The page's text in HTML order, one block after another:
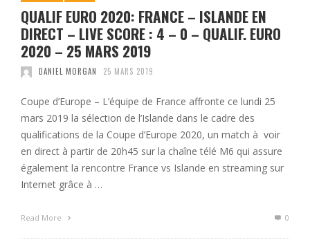
QUALIF EURO 2020: FRANCE – ISLANDE EN
DIRECT – LIVE SCORE : 4 – 0 – QUALIF. EURO
2020 – 25 MARS 2019
DANIEL MORGAN 25 MARS 2019
Coupe d’Europe – L’équipe de France affronte ce lundi 25
mars 2019 la sélection de l’Islande dans le cadre des
qualifications de la Coupe d’Europe 2020, un match à voir
en direct à partir de 20h45 sur la chaîne télé M6 qui assure
également la rencontre France vs Islande en streaming sur
Internet grâce à …
Read More 0